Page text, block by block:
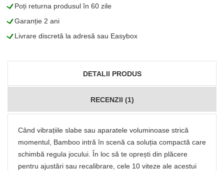
LPoți returna produsul în 60 zile
LGaranție 2 ani
LLivrare discretă la adresă sau Easybox
DETALII PRODUS
RECENZII (1)
Când vibrațiile slabe sau aparatele voluminoase strică
momentul, Bamboo intră în scenă ca soluția compactă care
schimbă regula jocului. În loc să te oprești din plăcere
pentru ajustări sau recalibrare, cele 10 viteze ale acestui